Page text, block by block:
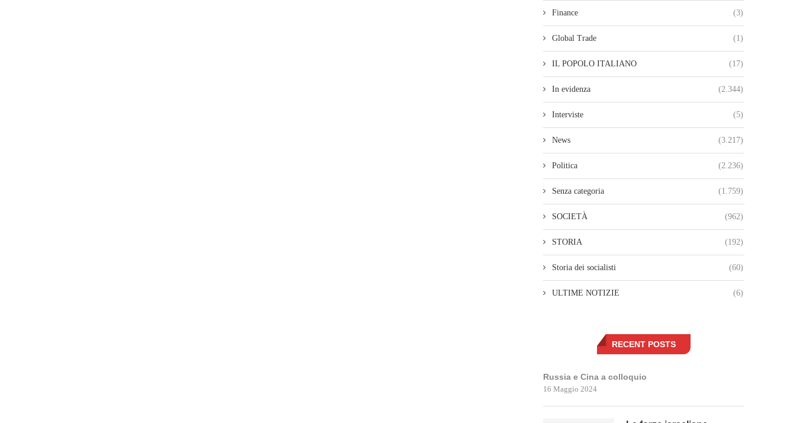
Finance (3)
Global Trade (1)
IL POPOLO ITALIANO (17)
In evidenza (2.344)
Interviste (5)
News (3.217)
Politica (2.236)
Senza categoria (1.759)
SOCIETÀ (962)
STORIA (192)
Storia dei socialisti (60)
ULTIME NOTIZIE (6)
RECENT POSTS
Russia e Cina a colloquio
16 Maggio 2024